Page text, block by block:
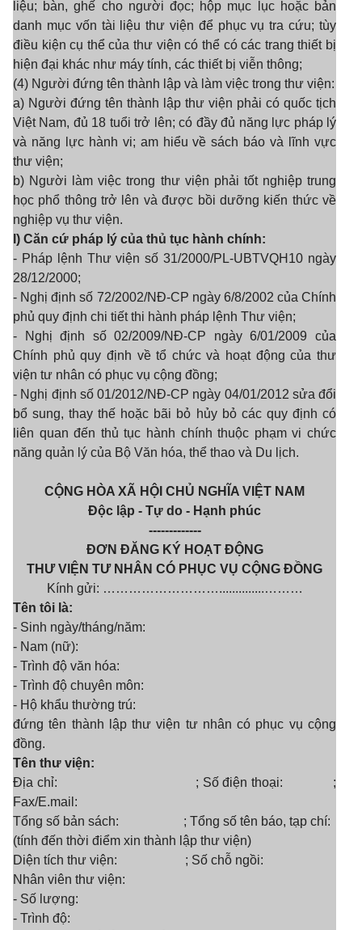
liệu; bàn, ghế cho người đọc; hộp mục lục hoặc bản
danh mục vốn tài liệu thư viện để phục vụ tra cứu; tùy
điều kiện cụ thể của thư viện có thể có các trang thiết bị
hiện đại khác như máy tính, các thiết bị viễn thông;
(4) Người đứng tên thành lập và làm việc trong thư viện:
a) Người đứng tên thành lập thư viện phải có quốc tịch
Việt Nam, đủ 18 tuổi trở lên; có đầy đủ năng lực pháp lý
và năng lực hành vi; am hiểu về sách báo và lĩnh vực
thư viện;
b) Người làm việc trong thư viện phải tốt nghiệp trung
học phổ thông trở lên và được bồi dưỡng kiến thức về
nghiệp vụ thư viện.
l) Căn cứ pháp lý của thủ tục hành chính:
- Pháp lệnh Thư viện số 31/2000/PL-UBTVQH10 ngày
28/12/2000;
- Nghị định số 72/2002/NĐ-CP ngày 6/8/2002 của Chính
phủ quy định chi tiết thi hành pháp lệnh Thư viện;
- Nghị định số 02/2009/NĐ-CP ngày 6/01/2009 của
Chính phủ quy định về tổ chức và hoạt động của thư
viện tư nhân có phục vụ cộng đồng;
- Nghị định số 01/2012/NĐ-CP ngày 04/01/2012 sửa đổi
bổ sung, thay thế hoặc bãi bỏ hủy bỏ các quy định có
liên quan đến thủ tục hành chính thuộc phạm vi chức
năng quản lý của Bộ Văn hóa, thể thao và Du lịch.
CỘNG HÒA XÃ HỘI CHỦ NGHĨA VIỆT NAM
Độc lập - Tự do - Hạnh phúc
-------------
ĐƠN ĐĂNG KÝ HOẠT ĐỘNG
THƯ VIỆN TƯ NHÂN CÓ PHỤC VỤ CỘNG ĐỒNG
Kính gửi: ………………………..............………
Tên tôi là:
- Sinh ngày/tháng/năm:
- Nam (nữ):
- Trình độ văn hóa:
- Trình độ chuyên môn:
- Hộ khẩu thường trú:
đứng tên thành lập thư viện tư nhân có phục vụ cộng
đồng.
Tên thư viện:
Địa chỉ: ; Số điện thoại: ;
Fax/E.mail:
Tổng số bản sách: ; Tổng số tên báo, tạp chí:
(tính đến thời điểm xin thành lập thư viện)
Diện tích thư viện: ; Số chỗ ngồi:
Nhân viên thư viện:
- Số lượng:
- Trình độ: